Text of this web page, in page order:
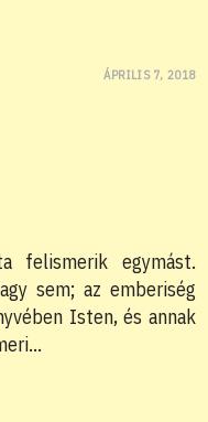
ÁPRILIS 7, 2018
egymást.
sem; az emberiség
Isten, és annak